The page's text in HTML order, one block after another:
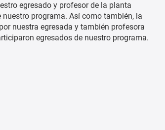
egresado y profesor de la planta
programa. Así como también, la
nuestra egresada y también profesora
egresados de nuestro programa.